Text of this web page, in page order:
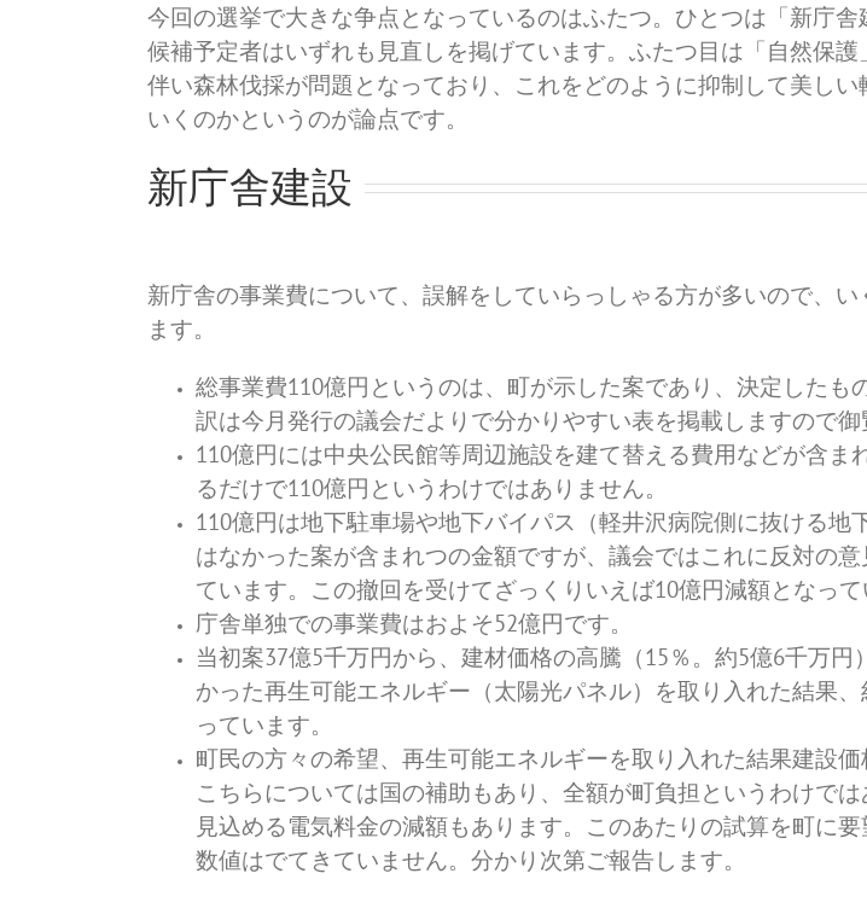
今回の選挙で大きな争点となっているのはふたつ。ひとつは「新庁
候補予定者はいずれも見直しを掲げています。ふたつ目は「自然保
伴い森林伐採が問題となっており、これをどのように抑制して美し
いくのかというのが論点です。
新庁舎建設
新庁舎の事業費について、誤解をしていらっしゃる方が多いので、い
ます。
総事業費110億円というのは、町が示した案であり、決定したも
訳は今月発行の議会だよりで分かりやすい表を掲載しますので御
110億円には中央公民館等周辺施設を建て替える費用などが含ま
るだけで110億円というわけではありません。
110億円は地下駐車場や地下バイパス（軽井沢病院側に抜ける地
はなかった案が含まれつの金額ですが、議会ではこれに反対の
ています。この撤回を受けてざっくりいえば10億円減額となって
庁舎単独での事業費はおよそ52億円です。
当初案37億5千万円から、建材価格の高騰（15％。約5億6千万円
かった再生可能エネルギー（太陽光パネル）を取り入れた結果
っています。
町民の方々の希望、再生可能エネルギーを取り入れた結果建設価
こちらについては国の補助もあり、全額が町負担というわけで
見込める電気料金の減額もあります。このあたりの試算を町に
数値はでてきていません。分かり次第ご報告します。